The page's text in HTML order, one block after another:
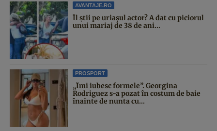
AVANTAJE.RO
Îl știi pe uriașul actor? A dat cu piciorul
unui mariaj de 38 de ani...
PROSPORT
„Îmi iubesc formele”. Georgina
Rodriguez s-a pozat în costum de baie
înainte de nunta cu...